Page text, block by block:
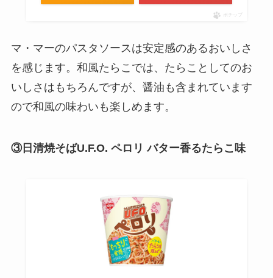
ポチップ
マ・マーのパスタソースは安定感のあるおいしさ
を感じます。和風たらこでは、たらことしてのお
いしさはもちろんですが、醤油も含まれています
ので和風の味わいも楽しめます。
③日清焼そばU.F.O. ペロリ バター香るたらこ味